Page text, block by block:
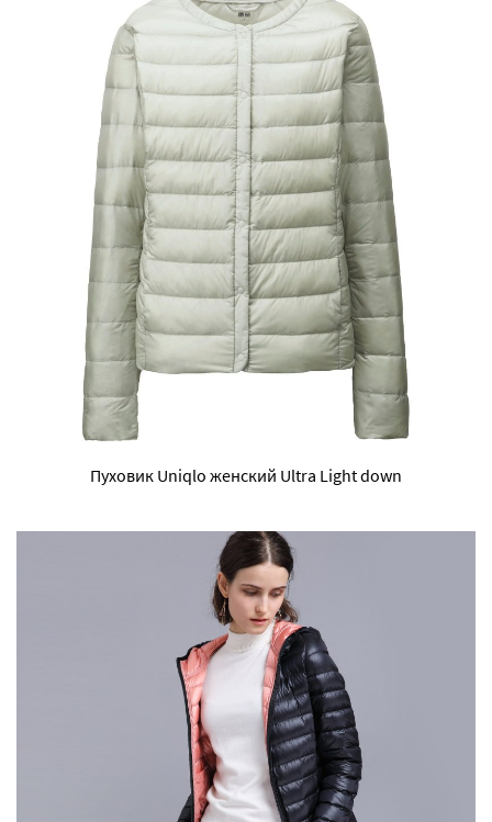
Пуховик Uniqlo женский Ultra Light down